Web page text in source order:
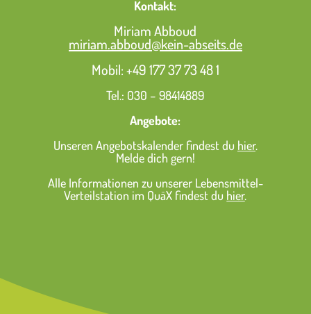
Kontakt:
Miriam Abboud
miriam.abboud@kein-abseits.de
Mobil: +49177 37 73 48 1
Tel.: 030 – 98414889
Angebote:
Unseren Angebotskalender findest du hier.
Melde dich gern!
Alle Informationen zu unserer Lebensmittel-
Verteilstation im QuäX findest du hier.